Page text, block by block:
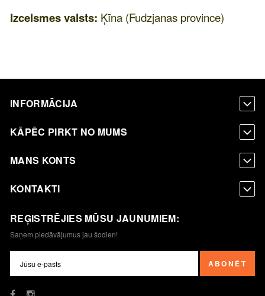
Izcelsmes valsts: Ķīna (Fudzjanas province)
INFORMĀCIJA
KĀPĒC PIRKT NO MUMS
MANS KONTS
KONTAKTI
REĢISTRĒJIES MŪSU JAUNUMIEM:
Saņem piedāvājumus jau šodien!
ABONĒT